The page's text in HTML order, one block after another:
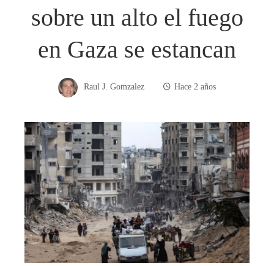
sobre un alto el fuego
en Gaza se estancan
Raul J. Gomzalez Hace 2 años